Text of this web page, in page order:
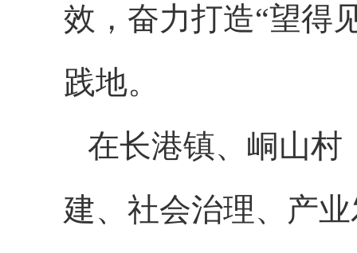
效，奋力打造“望得
践地。
在长港镇、峒山村
建、社会治理、产